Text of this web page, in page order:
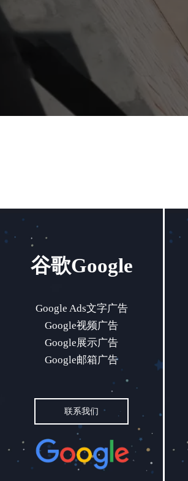
谷歌Google
Google Ads文字广告
Google视频广告
Google展示广告
Google邮箱广告
联系我们
谷歌Google
Google Ads文字广告
Google视频广告
Google展示广告
Google邮箱广告
联系我们